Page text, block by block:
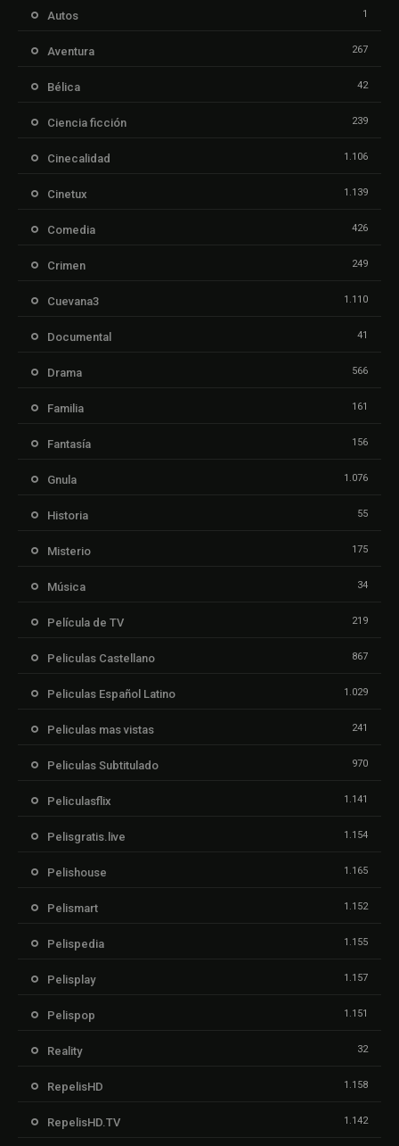
Autos 1
Aventura 267
Bélica 42
Ciencia ficción 239
Cinecalidad 1.106
Cinetux 1.139
Comedia 426
Crimen 249
Cuevana3 1.110
Documental 41
Drama 566
Familia 161
Fantasía 156
Gnula 1.076
Historia 55
Misterio 175
Música 34
Película de TV 219
Peliculas Castellano 867
Peliculas Español Latino 1.029
Peliculas mas vistas 241
Peliculas Subtitulado 970
Peliculasflix 1.141
Pelisgratis.live 1.154
Pelishouse 1.165
Pelismart 1.152
Pelispedia 1.155
Pelisplay 1.157
Pelispop 1.151
Reality 32
RepelisHD 1.158
RepelisHD.TV 1.142